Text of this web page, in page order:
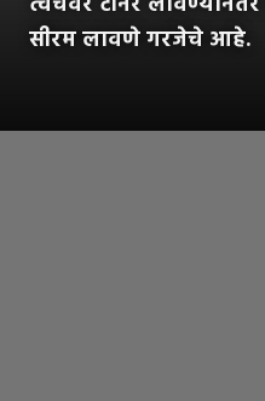
सीरम लावणे गरजेचे आहे.